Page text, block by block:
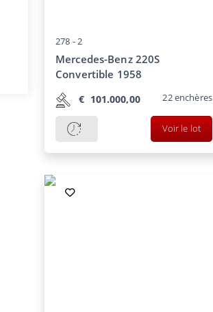
278 -2
Mercedes-Benz 220S
Convertible 1958
€ 101.000,00 22enchères
Voir le lot